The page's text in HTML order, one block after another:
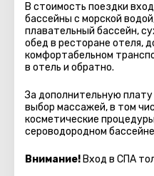
В стоимость поездки
бассейны с морской
плавательный бассейн,
обед в ресторане отеля,
комфортабельном
в отель и обратно.
За дополнительную
выбор массажей, в том
косметические
сероводородном
Внимание! Вход в СПА